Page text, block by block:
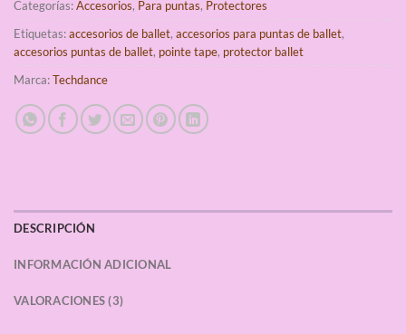
Categorías:Accesorios, Para puntas, Protectores
Etiquetas:accesorios de ballet, accesorios para puntas de ballet,
accesorios puntas de ballet, pointe tape, protector ballet
Marca:Techdance
DESCRIPCIÓN
INFORMACIÓN ADICIONAL
VALORACIONES (3)